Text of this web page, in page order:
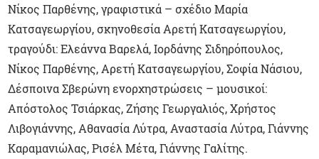
Νίκος Παρθένης, γραφιστικά – σχέδιο Μαρία
Κατσαγεωργίου, σκηνοθεσία Αρετή Κατσαγεωργίου,
τραγούδι: Ελεάννα Βαρελά, Ιορδάνης Σιδηρόπουλος,
Νίκος Παρθένης, Αρετή Κατσαγεωργίου, Σοφία Νάσιου,
Δέσποινα Σβερώνη ενορχηστρώσεις – μουσικοί:
Απόστολος Τσιάρκας, Ζήσης Γεωργαλιός, Χρήστος
Λιβογιάννης, Αθανασία Λύτρα, Αναστασία Λύτρα, Γιάννης
Καραμανιώλας, Ρισέλ Μέτα, Γιάννης Γαλίτης.